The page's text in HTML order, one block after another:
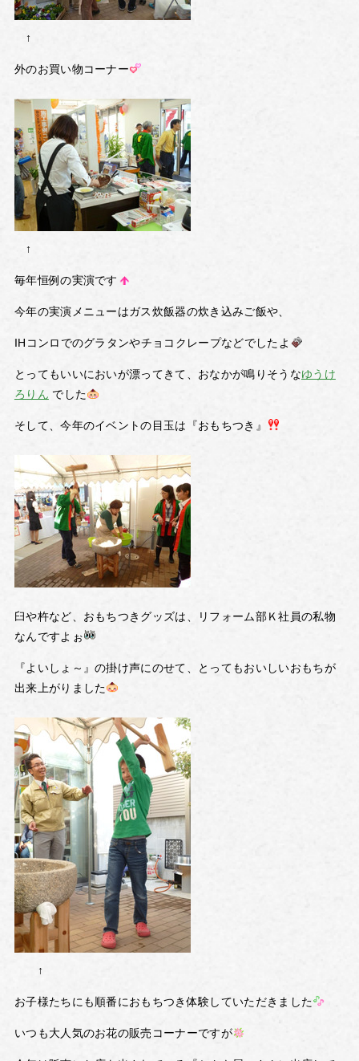
↑
外のお買い物コーナー
↑
毎年恒例の実演です
今年の実演メニューはガス炊飯器の炊き込みご飯や、
IHコンロでのグラタンやチョコクレープなどでしたよ
とってもいいにおいが漂ってきて、おなかが鳴りそうなゆうけ
ろりん でした
そして、今年のイベントの目玉は『おもちつき』
臼や杵など、おもちつきグッズは、リフォーム部Ｋ社員の私物
なんですよぉ
『よいしょ～』の掛け声にのせて、とってもおいしいおもちが
出来上がりました
↑
お子様たちにも順番におもちつき体験していただきました
いつも大人気のお花の販売コーナーですが